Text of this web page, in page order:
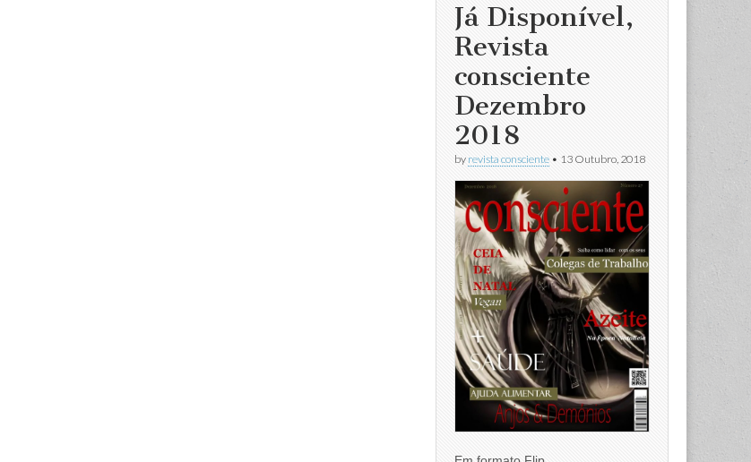
Já Disponível,
Revista
consciente
Dezembro
2018
by revista consciente • 13 Outubro, 2018